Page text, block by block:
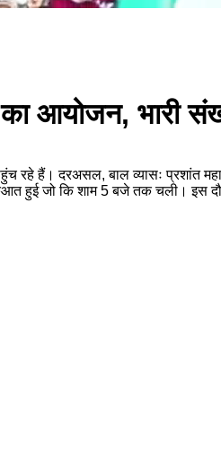
आयोजन, भारी
हैं। दरअसल, बाल व्यासः प्रशांत
हुई जो कि शाम 5 बजे तक चली। इस